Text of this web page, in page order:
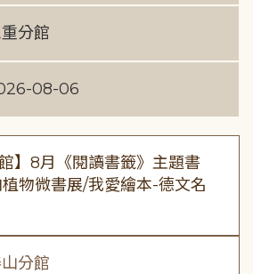
分館
08-06
館】8月《閱讀書籤》主題書
物微書展/我愛繪本-德文名
分館